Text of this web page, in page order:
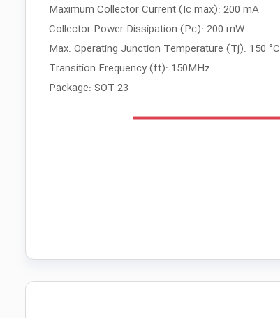
Maximum Collector Current (Ic max): 200 mA
Collector Power Dissipation (Pc): 200 mW
Max. Operating Junction Temperature (Tj): 150 °C
Transition Frequency (ft): 150MHz
Package: SOT-23